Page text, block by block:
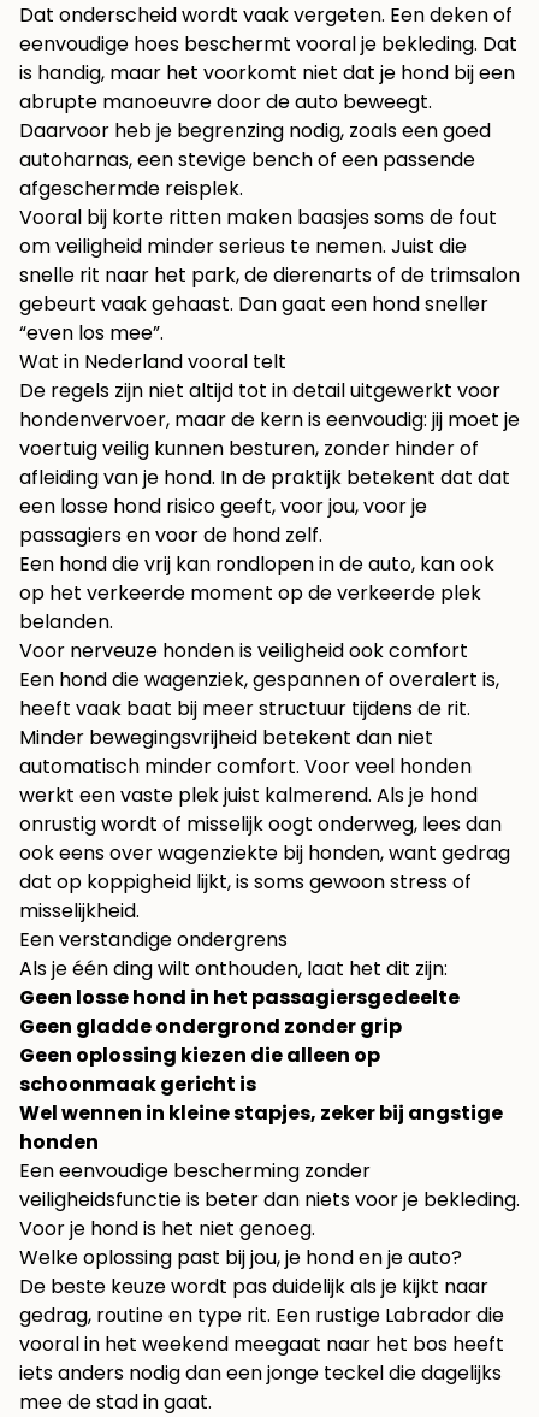
Dat onderscheid wordt vaak vergeten. Een deken of
eenvoudige hoes beschermt vooral je bekleding. Dat
is handig, maar het voorkomt niet dat je hond bij een
abrupte manoeuvre door de auto beweegt.
Daarvoor heb je begrenzing nodig, zoals een goed
autoharnas, een stevige bench of een passende
afgeschermde reisplek.
Vooral bij korte ritten maken baasjes soms de fout
om veiligheid minder serieus te nemen. Juist die
snelle rit naar het park, de dierenarts of de trimsalon
gebeurt vaak gehaast. Dan gaat een hond sneller
“even los mee”.
Wat in Nederland vooral telt
De regels zijn niet altijd tot in detail uitgewerkt voor
hondenvervoer, maar de kern is eenvoudig: jij moet je
voertuig veilig kunnen besturen, zonder hinder of
afleiding van je hond. In de praktijk betekent dat dat
een losse hond risico geeft, voor jou, voor je
passagiers en voor de hond zelf.
Een hond die vrij kan rondlopen in de auto, kan ook
op het verkeerde moment op de verkeerde plek
belanden.
Voor nerveuze honden is veiligheid ook comfort
Een hond die wagenziek, gespannen of overalert is,
heeft vaak baat bij meer structuur tijdens de rit.
Minder bewegingsvrijheid betekent dan niet
automatisch minder comfort. Voor veel honden
werkt een vaste plek juist kalmerend. Als je hond
onrustig wordt of misselijk oogt onderweg, lees dan
ook eens overwagenziekte bij honden, want gedrag
dat op koppigheid lijkt, is soms gewoon stress of
misselijkheid.
Een verstandige ondergrens
Als je één ding wilt onthouden, laat het dit zijn:
Geen losse hond in het passagiersgedeelte
Geen gladde ondergrond zonder grip
Geen oplossing kiezen die alleen op
schoonmaak gericht is
Wel wennen in kleine stapjes, zeker bij angstige
honden
Een eenvoudige bescherming zonder
veiligheidsfunctie is beter dan niets voor je bekleding.
Voor je hond is het niet genoeg.
Welke oplossing past bij jou, je hond en je auto?
De beste keuze wordt pas duidelijk als je kijkt naar
gedrag, routine en type rit. Een rustige Labrador die
vooral in het weekend meegaat naar het bos heeft
iets anders nodig dan een jonge teckel die dagelijks
mee de stad in gaat.